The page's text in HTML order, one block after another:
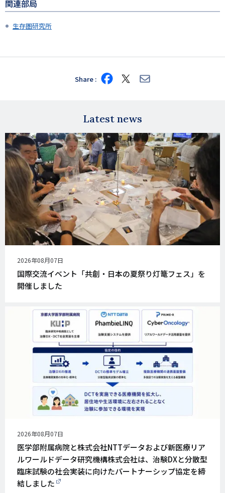
関連部局
生存圏研究所
Share Share
on
Share
on
Share
via
Latest news
公
開
日
2026年08月07日
国際交流イベント「共創・日本の夏祭り灯篭フェス」を
開催しました
公
開
日
2026年08月07日
医学部附属病院と株式会社NTTデータおよび新医療リア
ルワールドデータ研究機構株式会社は、治験DXと分散型
臨床試験の社会実装に向けたパートナーシップ協定を締
結しました